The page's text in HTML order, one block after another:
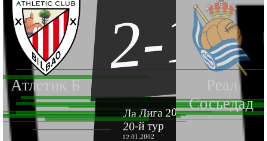
Атлетик Б
Реал
Сосьедад
2-1
Ла Лига 2001-2002
20-й тур
12.01.2002